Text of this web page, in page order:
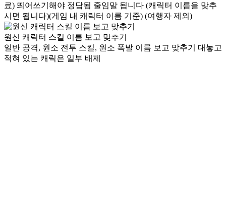
료) 띄어쓰기해야 정답됨 줄임말 됩니다 (캐릭터 이름을 맞추
시면 됩니다)(게임 내 캐릭터 이름 기준) (여행자 제외)
원신 캐릭터 스킬 이름 보고 맞추기
일반 공격, 원소 전투 스킬, 원소 폭발 이름 보고 맞추기 대놓고
적혀 있는 캐릭은 일부 배제